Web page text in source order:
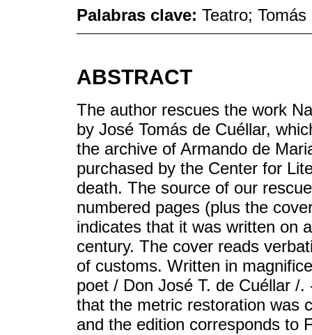
Palabras clave: Teatro;
ABSTRACT
The author rescues the work
by José Tomás de Cuéllar,
the archive of Armando de
purchased by the Center for
death. The source of our
numbered pages (plus the
indicates that it was written on
century. The cover reads
of customs. Written in
poet / Don José T. de Cuéllar /
that the metric restoration was
and the edition corresponds to